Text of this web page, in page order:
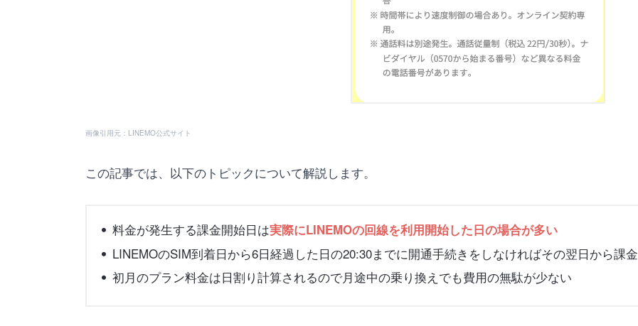
画像引用元：LINEMO公式サイト
この記事では、以下のトピックについて解説します。
料金が発生する課金開始日は実際にLINEMOの回線を利用開始した日の場合が多い
LINEMOのSIM到着日から6日経過した日の20:30までに開通手続きをしなければその翌日から課金
初月のプラン料金は日割り計算されるので月途中の乗り換えでも費用の無駄が少ない